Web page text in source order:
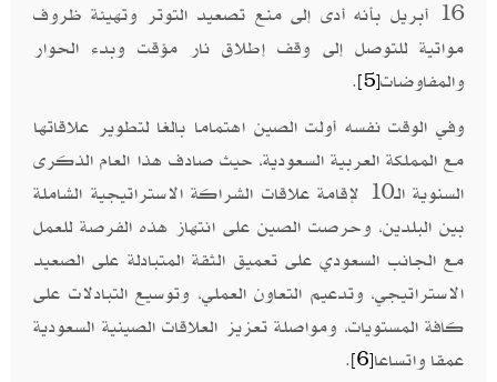
16 أبريل بأنه أدى إلى منع تصعيد التوتر وتهيئة ظروف
مواتية للتوصل إلى وقف إطلاق نار مؤقت وبدء الحوار
والمفاوضات[5]
.
وفي الوقت نفسه أولت الصين اهتماما بالغا لتطوير علاقاتها
مع المملكة العربية السعودية، حيث صادف هذا العام الذكرى
السنوية الـ10 لإقامة علاقات الشراكة الاستراتيجية الشاملة
بين البلدين، وحرصت الصين على انتهاز هذه الفرصة للعمل
مع الجانب السعودي على تعميق الثقة المتبادلة على الصعيد
الاستراتيجي، وتدعيم التعاون العملي، وتوسيع التبادلات على
كافة المستويات، ومواصلة تعزيز العلاقات الصينية السعودية
عمقا واتساعا[6]
.